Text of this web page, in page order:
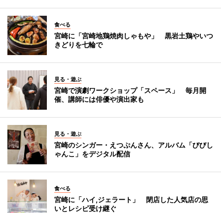
食べる
宮崎に「宮崎地鶏焼肉しゃもや」 黒岩土鶏やいつ
きどりを七輪で
見る・遊ぶ
宮崎で演劇ワークショップ「スペース」 毎月開
催、講師には俳優や演出家も
見る・遊ぶ
宮崎のシンガー・えつぷんさん、アルバム「びびし
ゃんこ」をデジタル配信
食べる
宮崎に「ハイ,ジェラート」 閉店した人気店の思
いとレシピ受け継ぐ